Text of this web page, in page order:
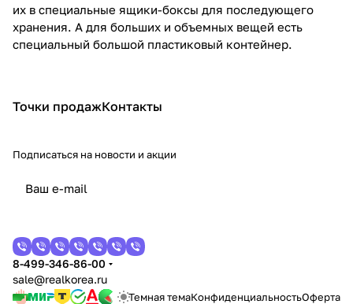
их в специальные ящики-боксы для последующего
хранения. А для больших и объемных вещей есть
специальный большой пластиковый контейнер.
Точки продажКонтакты
Подписаться на новости и акции
8-499-346-86-00
sale@realkorea.ru
Темная темаКонфиденциальностьОферта